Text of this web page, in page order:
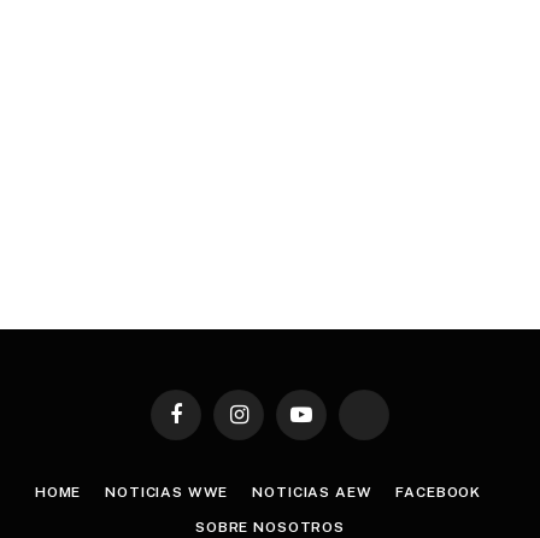
FacebookInstagramYouTube TikTok
HOME NOTICIAS WWE NOTICIAS AEW FACEBOOK
SOBRE NOSOTROS